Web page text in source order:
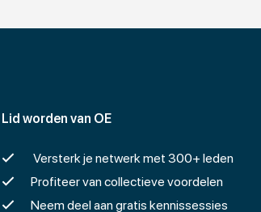
Lid worden van OE
Versterk je netwerk met 300+ leden
Profiteer van collectieve voordelen
Neem deel aan gratis kennissessies